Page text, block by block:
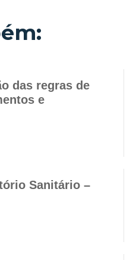
das regras de
e
Sanitário –